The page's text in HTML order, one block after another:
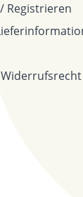
Registrieren